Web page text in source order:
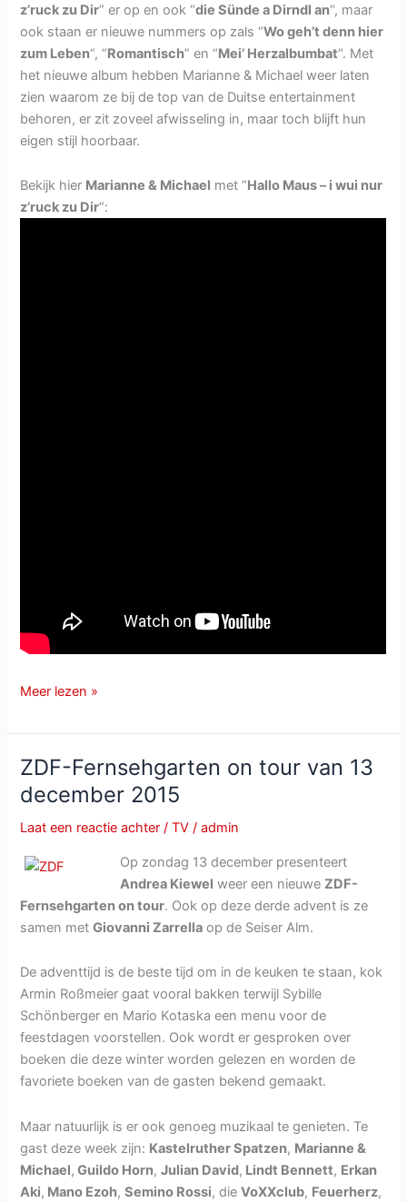
z’ruck zu Dir” er op en ook “die Sünde a Dirndl an“, maar
ook staan er nieuwe nummers op zals “Wo geh’t denn hier
zum Leben“, “Romantisch” en “Mei’ Herzalbumbat“. Met
het nieuwe album hebben Marianne & Michael weer laten
zien waarom ze bij de top van de Duitse entertainment
behoren, er zit zoveel afwisseling in, maar toch blijft hun
eigen stijl hoorbaar.
Bekijk hier Marianne & Michael met “Hallo Maus – i wui nur
z’ruck zu Dir“:
Marianne
Michael
met
Lebenslänglich
(ohne
Bewährung)
Meer lezen »
ZDF-Fernsehgarten on tour van 13
december 2015
Laat een reactie achter /TV /admin
Op zondag 13 december presenteert
Andrea Kiewel weer een nieuweZDF-
Fernsehgarten on tour. Ook op deze derde advent is ze
samen metGiovanni Zarrella op de Seiser Alm.
De adventtijd is de beste tijd om in de keuken te staan, kok
Armin Roßmeier gaat vooral bakken terwijl Sybille
Schönberger en Mario Kotaska een menu voor de
feestdagen voorstellen. Ook wordt er gesproken over
boeken die deze winter worden gelezen en worden de
favoriete boeken van de gasten bekend gemaakt.
Maar natuurlijk is er ook genoeg muzikaal te genieten. Te
gast deze week zijn: Kastelruther Spatzen, Marianne &
Michael, Guildo Horn,Julian David, Lindt Bennett, Erkan
Aki, Mano Ezoh,Semino Rossi, dieVoXXclub, Feuerherz,